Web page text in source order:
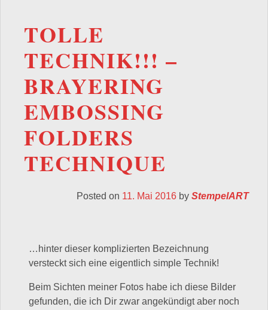
TOLLE
TECHNIK!!! –
BRAYERING
EMBOSSING
FOLDERS
TECHNIQUE
Posted on 11. Mai 2016 by StempelART
…hinter dieser komplizierten Bezeichnung
versteckt sich eine eigentlich simple Technik!
Beim Sichten meiner Fotos habe ich diese Bilder
gefunden, die ich Dir zwar angekündigt aber noch